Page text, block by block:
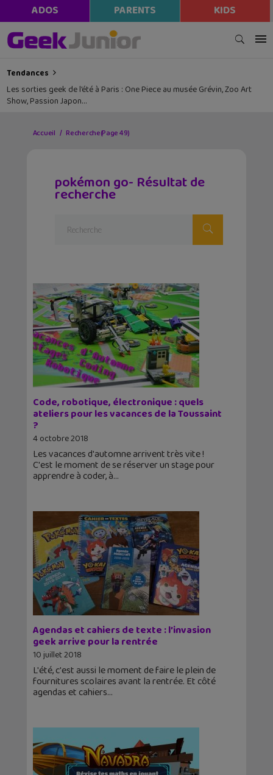
ADOS PARENTS KIDS
Tendances
Les sorties geek de l’été à Paris : One Piece au musée Grévin, Zoo Art
Show, Passion Japon…
Accueil Recherche(Page 49)
pokémon go- Résultat de
recherche
Code, robotique, électronique : quels
ateliers pour les vacances de la Toussaint
?
4 octobre 2018
Les vacances d'automne arrivent très vite !
C'est le moment de se réserver un stage pour
apprendre à coder, à
Agendas et cahiers de texte : l’invasion
geek arrive pour la rentrée
10 juillet 2018
L'été, c'est aussi le moment de faire le plein de
fournitures scolaires avant la rentrée. Et côté
agendas et cahiers